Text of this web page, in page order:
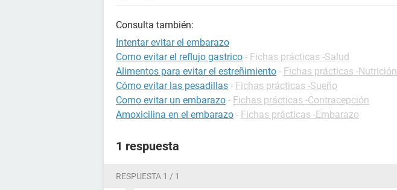
Consulta también:
Intentar evitar el embarazo
Como evitar el reflujo gastrico - Fichas prácticas -Salud
Alimentos para evitar el estreñimiento - Fichas prácticas -Nutrición
Cómo evitar las pesadillas - Fichas prácticas -Sueño
Como evitar un embarazo - Fichas prácticas -Contracepción
Amoxicilina en el embarazo - Fichas prácticas -Embarazo
1 respuesta
RESPUESTA 1 / 1